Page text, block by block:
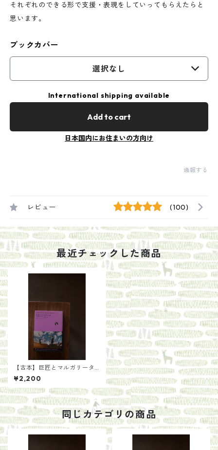
それぞれのできる形で支援・表現をしていってもらえたらと
思います。
ブックカバー
選択なし
International shipping available
Add to cart
日本国内にお住まいの方向け
通報する
レビュー (100)
最近チェックした商品
【古本】巨匠とマルガリータ
／著：ブルガーコフ 訳：水
野忠夫
¥2,200
同じカテゴリの商品